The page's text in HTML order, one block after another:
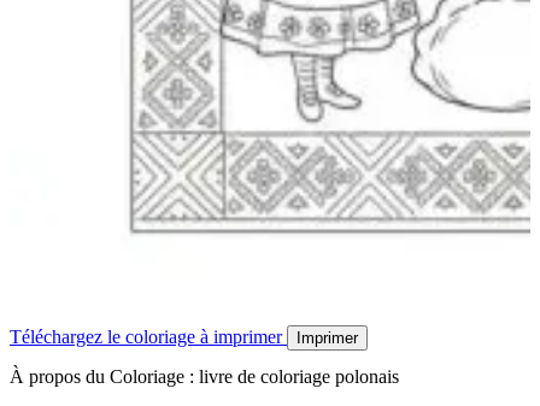
Téléchargez le coloriage à imprimer Imprimer
À propos du Coloriage : livre de coloriage polonais